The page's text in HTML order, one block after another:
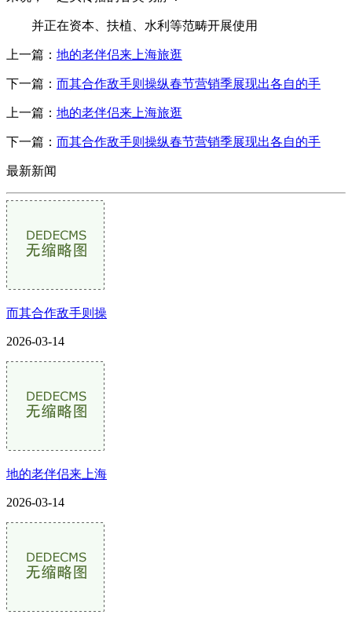
并正在资本、扶植、水利等范畴开展使用
上一篇： 地的老伴侣来上海旅逛
下一篇： 而其合作敌手则操纵春节营销季展现出各自的手
上一篇： 地的老伴侣来上海旅逛
下一篇： 而其合作敌手则操纵春节营销季展现出各自的手
最新新闻
而其合作敌手则操
2026-03-14
地的老伴侣来上海
2026-03-14